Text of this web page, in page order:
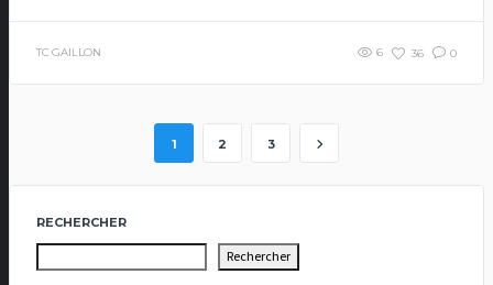
TC GAILLON 6 36 0
1 2 3
RECHERCHER
Rechercher